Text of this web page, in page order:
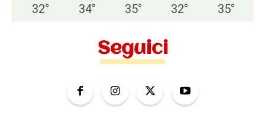
32° 34° 35° 32° 35°
Seguici